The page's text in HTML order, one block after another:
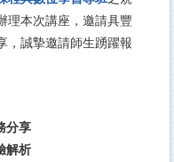
理本次講座，邀請具豐
，誠摯邀請師生踴躍報
分享
解析